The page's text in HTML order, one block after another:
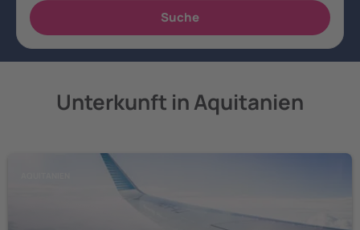
Unterkunft in Aquitanien